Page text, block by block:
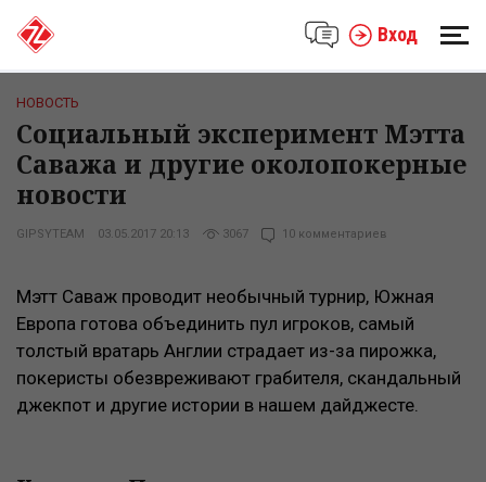
Вход
НОВОСТЬ
Социальный эксперимент Мэтта
Саважа и другие околопокерные
новости
GIPSYTEAM 03.05.2017 20:13 3067 10 комментариев
Мэтт Саваж проводит необычный турнир, Южная
Европа готова объединить пул игроков, самый
толстый вратарь Англии страдает из-за пирожка,
покеристы обезвреживают грабителя, скандальный
джекпот и другие истории в нашем дайджесте.